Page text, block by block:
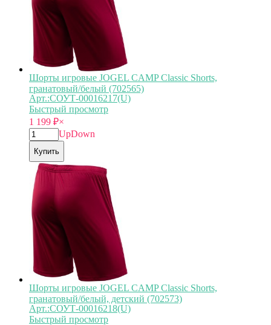
Шорты игровые JOGEL CAMP Classic Shorts,
гранатовый/белый (702565)
Арт.:СОУТ-00016217(U)
Быстрый просмотр
1 199 ₽×
UpDown
Купить
Шорты игровые JOGEL CAMP Classic Shorts,
гранатовый/белый, детский (702573)
Арт.:СОУТ-00016218(U)
Быстрый просмотр